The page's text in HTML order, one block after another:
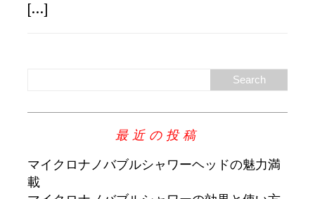
[...]
最近の投稿
マイクロナノバブルシャワーヘッドの魅力満
載